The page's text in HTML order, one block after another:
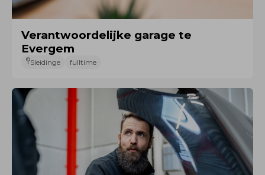
Verantwoordelijke garage te
Evergem
Sleidinge fulltime